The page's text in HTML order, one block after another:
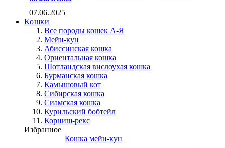
07.06.2025
Кошки
Все породы кошек А-Я
Мейн-кун
Абиссинская кошка
Ориентальная кошка
Шотландская вислоухая кошка
Бурманская кошка
Камышовый кот
Сибирская кошка
Сиамская кошка
Курильский бобтейл
Корниш-рекс
Избранное
Кошка мейн-кун